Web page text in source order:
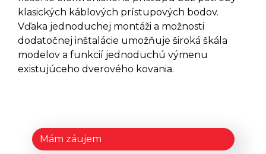
DANALOCK
Elektronické Zámky DANALOCK
V3
Elektronické Zámky DANAPAD
V3
Príslušenstvo DANALOCK EURO
ADAPTER
klasických káblových prístupových bodov.
Vďaka jednoduchej montáži a možnosti
dodatočnej inštalácie umožňuje široká škála
modelov a funkcií jednoduchú výmenu
existujúceho dverového kovania.
Mám záujem